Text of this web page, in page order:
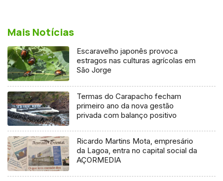
Mais Notícias
Escaravelho japonês provoca
estragos nas culturas agrícolas em
São Jorge
Termas do Carapacho fecham
primeiro ano da nova gestão
privada com balanço positivo
Ricardo Martins Mota, empresário
da Lagoa, entra no capital social da
AÇORMEDIA